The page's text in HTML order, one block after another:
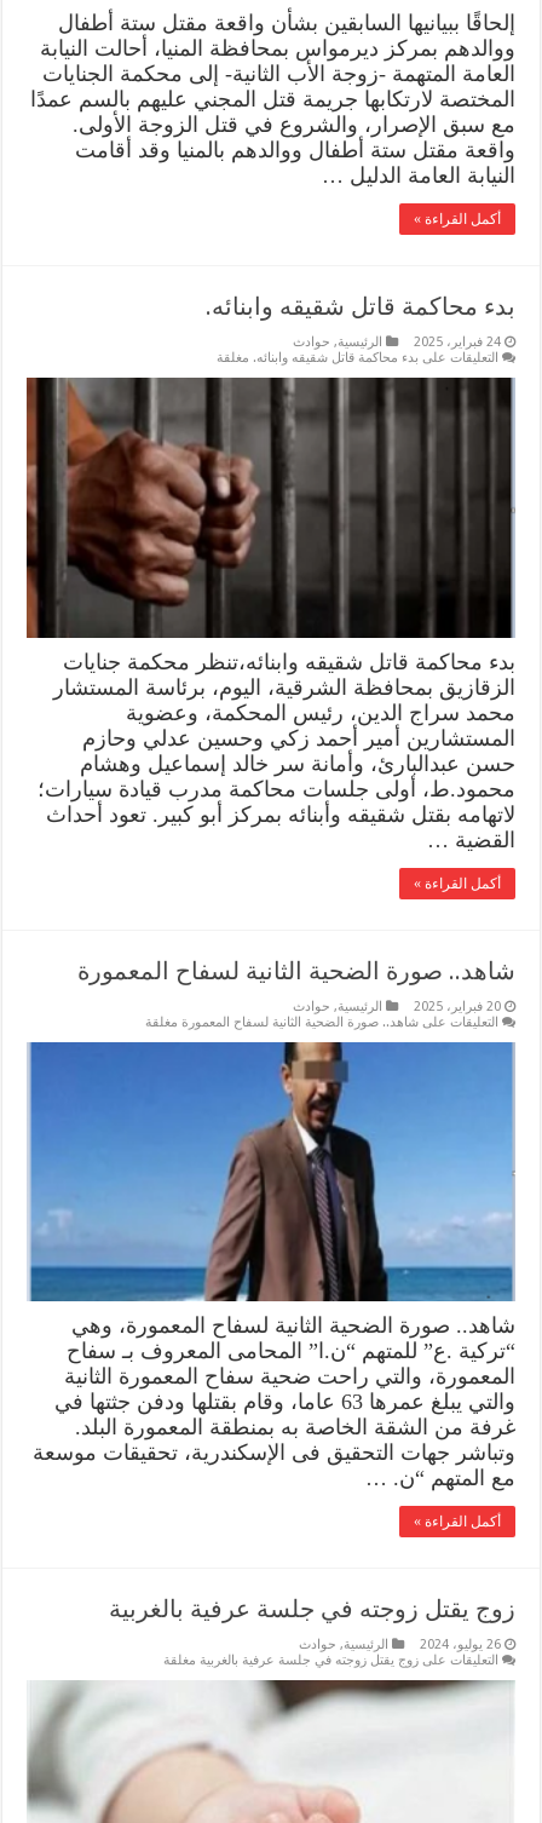
إلحاقًا ببيانيها السابقين بشأن واقعة مقتل ستة أطفال
ووالدهم بمركز ديرمواس بمحافظة المنيا، أحالت النيابة
العامة المتهمة -زوجة الأب الثانية- إلى محكمة الجنايات
المختصة لارتكابها جريمة قتل المجني عليهم بالسم عمدًا
مع سبق الإصرار، والشروع في قتل الزوجة الأولى.
واقعة مقتل ستة أطفال ووالدهم بالمنيا وقد أقامت
النيابة العامة الدليل …
أكمل القراءة »
بدء محاكمة قاتل شقيقه وابنائه.
24 فبراير، 2025 الرئيسية, حوادث
التعليقات على بدء محاكمة قاتل شقيقه وابنائه. مغلقة
بدء محاكمة قاتل شقيقه وابنائه،تنظر محكمة جنايات
الزقازيق بمحافظة الشرقية، اليوم، برئاسة المستشار
محمد سراج الدين، رئيس المحكمة، وعضوية
المستشارين أمير أحمد زكي وحسين عدلي وحازم
حسن عبدالبارئ، وأمانة سر خالد إسماعيل وهشام
محمود.ط، أولى جلسات محاكمة مدرب قيادة سيارات؛
لاتهامه بقتل شقيقه وأبنائه بمركز أبو كبير. تعود أحداث
القضية …
أكمل القراءة »
شاهد.. صورة الضحية الثانية لسفاح المعمورة
20 فبراير، 2025 الرئيسية, حوادث
التعليقات على شاهد.. صورة الضحية الثانية لسفاح المعمورة مغلقة
شاهد.. صورة الضحية الثانية لسفاح المعمورة، وهي
“تركية .ع” للمتهم “ن.ا” المحامى المعروف بـ سفاح
المعمورة، والتي راحت ضحية سفاح المعمورة الثانية
والتي يبلغ عمرها 63 عاما، وقام بقتلها ودفن جثتها في
غرفة من الشقة الخاصة به بمنطقة المعمورة البلد.
وتباشر جهات التحقيق فى الإسكندرية، تحقيقات موسعة
مع المتهم “ن. …
أكمل القراءة »
زوج يقتل زوجته في جلسة عرفية بالغربية
26 يوليو، 2024 الرئيسية, حوادث
التعليقات على زوج يقتل زوجته في جلسة عرفية بالغربية مغلقة